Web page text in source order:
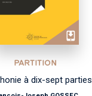
PARTITION
à dix-sept parties